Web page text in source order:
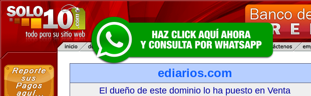
ediarios.com
El dueño de este dominio lo ha puesto en Venta